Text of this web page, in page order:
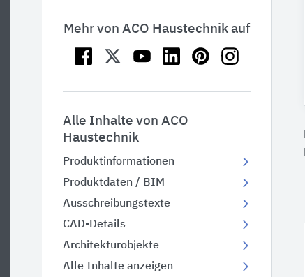
Mehr von ACO Haustechnik auf
Alle Inhalte von ACO
Haustechnik
Produktinformationen
Produktdaten / BIM
Ausschreibungstexte
CAD-Details
Architekturobjekte
Alle Inhalte anzeigen